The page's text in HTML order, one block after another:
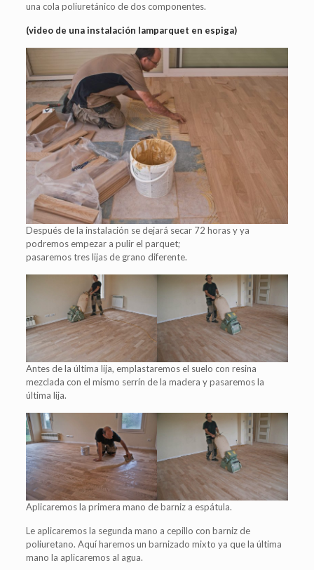
una cola poliuretánico de dos componentes.
(video de una instalación lamparquet en espiga)
Después de la instalación se dejará secar 72 horas y ya
podremos empezar a pulir el parquet;
pasaremos tres lijas de grano diferente.
Antes de la última lija, emplastaremos el suelo con resina
mezclada con el mismo serrín de la madera y pasaremos la
última lija.
Aplicaremos la primera mano de barniz a espátula.
Le aplicaremos la segunda mano a cepillo con barniz de
poliuretano. Aquí haremos un barnizado mixto ya que la última
mano la aplicaremos al agua.